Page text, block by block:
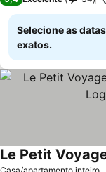
Selecione as
exatos.
Casa/apartamento inteiro